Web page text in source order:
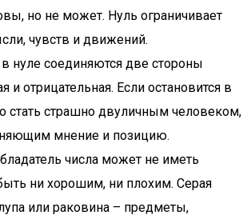
но не может. Нуль ограничивает
чувств и движений.
нуле соединяются две стороны
и отрицательная. Если остановится в
стать страшно двуличным человеком,
мнение и позицию.
числа может не иметь
ни хорошим, ни плохим. Серая
или раковина – предметы,